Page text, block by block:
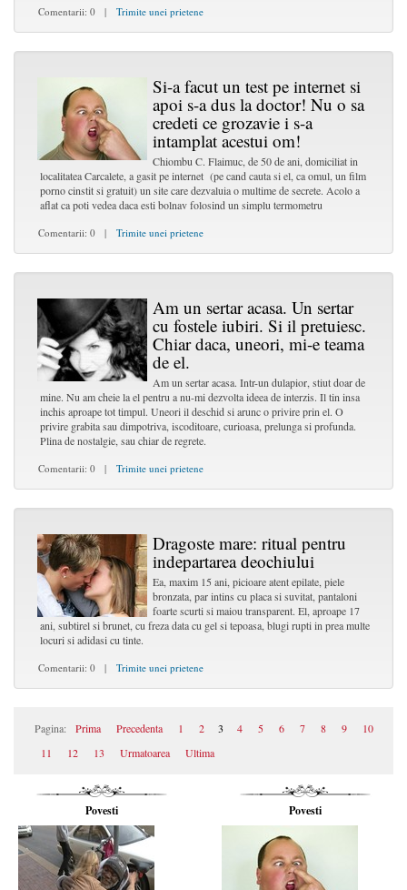
Comentarii: 0 | Trimite unei prietene
Si-a facut un test pe internet si
apoi s-a dus la doctor! Nu o sa
credeti ce grozavie i s-a
intamplat acestui om!
Chiombu C. Flaimuc, de 50 de ani, domiciliat in
localitatea Carcalete, a gasit pe internet (pe cand cauta si el, ca omul, un film
porno cinstit si gratuit) un site care dezvaluia o multime de secrete. Acolo a
aflat ca poti vedea daca esti bolnav folosind un simplu termometru
Comentarii: 0 | Trimite unei prietene
Am un sertar acasa. Un sertar
cu fostele iubiri. Si il pretuiesc.
Chiar daca, uneori, mi-e teama
de el.
Am un sertar acasa. Intr-un dulapior, stiut doar de
mine. Nu am cheie la el pentru a nu-mi dezvolta ideea de interzis. Il tin insa
inchis aproape tot timpul. Uneori il deschid si arunc o privire prin el. O
privire grabita sau dimpotriva, iscoditoare, curioasa, prelunga si profunda.
Plina de nostalgie, sau chiar de regrete.
Comentarii: 0 | Trimite unei prietene
Dragoste mare: ritual pentru
indepartarea deochiului
Ea, maxim 15 ani, picioare atent epilate, piele
bronzata, par intins cu placa si suvitat, pantaloni
foarte scurti si maiou transparent. El, aproape 17
ani, subtirel si brunet, cu freza data cu gel si tepoasa, blugi rupti in prea multe
locuri si adidasi cu tinte.
Comentarii: 0 | Trimite unei prietene
Pagina: Prima Precedenta 1 2 3 4 5 6 7 8 9
10
11
12 13 Urmatoarea Ultima
Povesti Povesti